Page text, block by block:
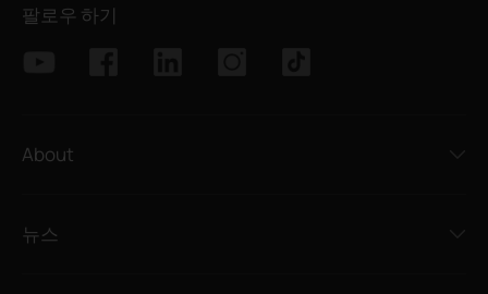
팔로우 하기
About
뉴스